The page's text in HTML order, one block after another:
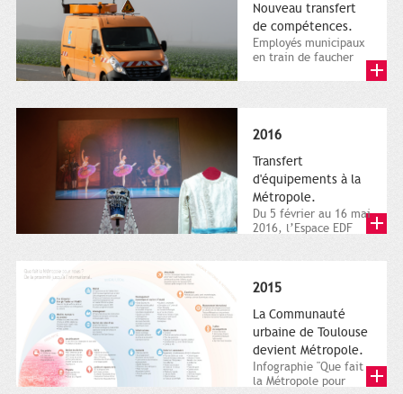
Nouveau transfert
de compétences.
Employés municipaux
en train de faucher
2016
Transfert
d'équipements à la
Métropole.
Du 5 février au 16 mai
2016, l’Espace EDF
2015
La Communauté
urbaine de Toulouse
devient Métropole.
Infographie "Que fait
la Métropole pour